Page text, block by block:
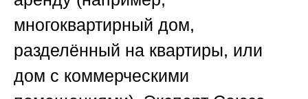
многоквартирный дом,
разделённый на квартиры, или
дом с коммерческими